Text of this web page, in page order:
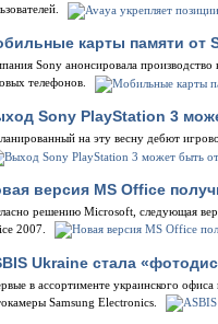
карты памяти от
Sony анонсировала
телефонов.
Sony PlayStation 3
на эту весну дебют
версия MS Office
решению Microsoft, следующая
2007.
Ukraine стала
в ассортименте украинского
Samsung Electronics.